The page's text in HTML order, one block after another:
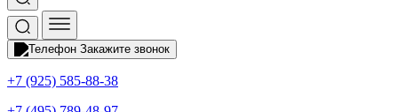
Закажите звонок
+7 (925) 585-88-38